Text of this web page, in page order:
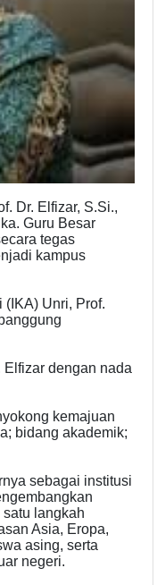
Dr. Elfizar, S.Si.,
Guru Besar
tegas
kampus
Unri, Prof.
dengan nada
kemajuan
bidang akademik;
sebagai institusi
langkah
Asia, Eropa,
asing, serta
negeri.